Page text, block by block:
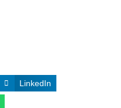
LinkedIn